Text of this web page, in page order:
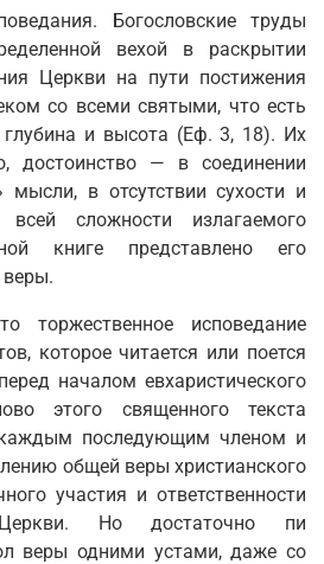
Богословские труды
вехой в раскрытии
Церкви на пути постижения
со всеми святыми, что есть
и высота (Еф. 3, 18). Их
достоинство — в соединении
мысли, в отсутствии сухости и
всей слож­ности излагаемого
книге представлено его
торжественное исповедание
которое читается или поется
началом евхаристического
этого священного текста
последующим членом и
общей веры христианского
участия и ответственности
Но достаточно пи
веры одними устами, даже со